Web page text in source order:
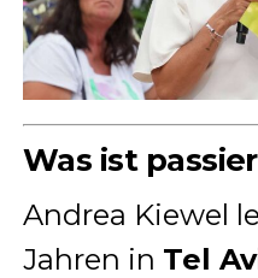
Was ist
Andrea Kiewel
Jahren in Tel